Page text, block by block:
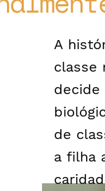
A
classe
decide
de
a filha